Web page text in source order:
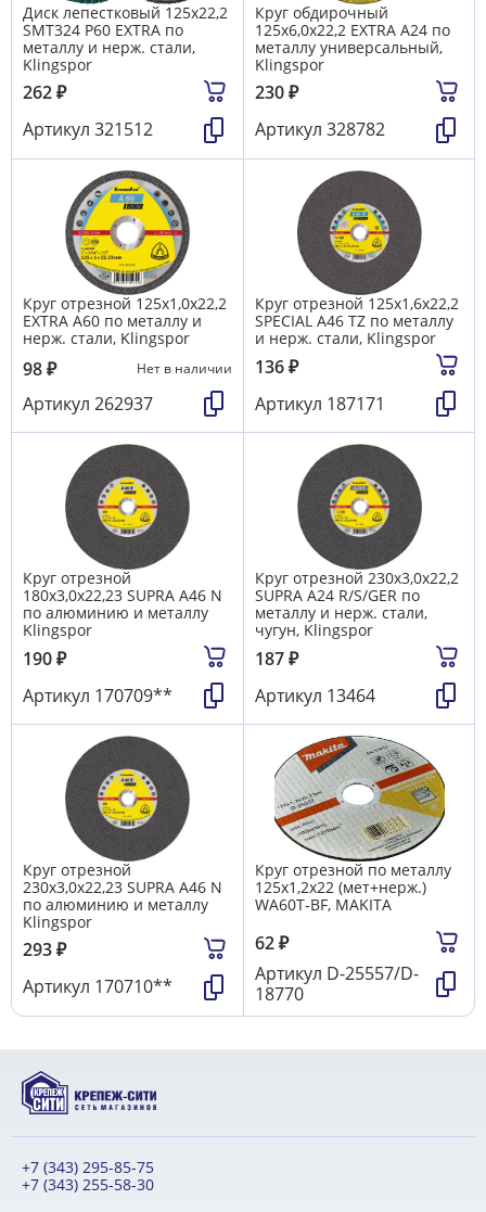
Диск лепестковый 125х22,2
SMT324 P60 EXTRA по
металлу и нерж. стали,
Klingspor
262₽
Артикул 321512
Круг обдирочный
125х6,0х22,2 EXTRA A24 по
металлу универсальный,
Klingspor
230₽
Артикул 328782
Круг отрезной 125х1,0х22,2
EXTRA A60 по металлу и
нерж. стали, Klingspor
98₽ Нет в наличии
Артикул 262937
Круг отрезной 125х1,6х22,2
SPECIAL A46 TZ по металлу
и нерж. стали, Klingspor
136₽
Артикул 187171
Круг отрезной
180х3,0х22,23 SUPRA A46 N
по алюминию и металлу
Klingspor
190₽
Артикул 170709**
Круг отрезной 230х3,0х22,2
SUPRA A24 R/S/GER по
металлу и нерж. стали,
чугун, Klingspor
187₽
Артикул 13464
Круг отрезной
230х3,0х22,23 SUPRA A46 N
по алюминию и металлу
Klingspor
293₽
Артикул 170710**
Круг отрезной по металлу
125х1,2х22 (мет+нерж.)
WA60T-BF, MAKITA
62₽
Артикул D-25557/D-
18770
+7 (343) 295-85-75
+7 (343) 255-58-30